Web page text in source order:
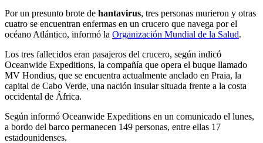
Por un presunto brote de hantavirus, tres personas murieron y otras
cuatro se encuentran enfermas en un crucero que navega por el
océano Atlántico, informó la Organización Mundial de la Salud.
Los tres fallecidos eran pasajeros del crucero, según indicó
Oceanwide Expeditions, la compañía que opera el buque llamado
MV Hondius, que se encuentra actualmente anclado en Praia, la
capital de Cabo Verde, una nación insular situada frente a la costa
occidental de África.
Según informó Oceanwide Expeditions en un comunicado el lunes,
a bordo del barco permanecen 149 personas, entre ellas 17
estadounidenses.